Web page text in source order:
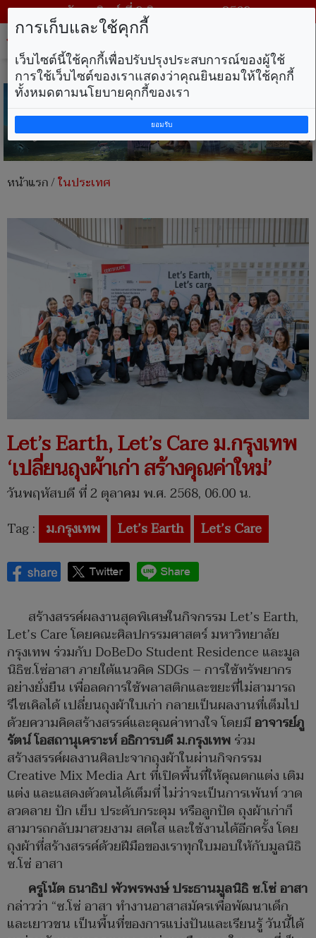
วันอาทิตย์ ที่ 9 สิงหาคม พ.ศ. 2569
หน้าแรก/ในประเทศ
​Let’s Earth, Let’s Care ม.กรุงเทพ
‘เปลี่ยนถุงผ้าเก่า สร้างคุณค่าใหม่’
วันพฤหัสบดี ที่ 2 ตุลาคม พ.ศ. 2568, 06.00 น.
Tag : ม.กรุงเทพ ​Let’s Earth Let’s Care
สร้างสรรค์ผลงานสุดพิเศษในกิจกรรม Let’s Earth,
Let’s Care โดยคณะศิลปกรรมศาสตร์ มหาวิทยาลัย
กรุงเทพ ร่วมกับ DoBeDo Student Residence และมูล
นิธิซ.โซ่อาสา ภายใต้แนวคิด SDGs – การใช้ทรัพยากร
อย่างยั่งยืน เพื่อลดการใช้พลาสติกและขยะที่ไม่สามารถ
รีไซเคิลได้ เปลี่ยนถุงผ้าใบเก่า กลายเป็นผลงานที่เต็มไป
ด้วยความคิดสร้างสรรค์และคุณค่าทางใจ โดยมีอาจารย์ภู
รัตน์ โอสถานุเคราะห์ อธิการบดี ม.กรุงเทพร่วม
สร้างสรรค์ผลงานศิลปะจากถุงผ้าในผ่านกิจกรรม
Creative Mix Media Art ที่เปิดพื้นที่ให้คุณตกแต่ง เติม
แต่ง และแสดงตัวตนได้เต็มที่ ไม่ว่าจะเป็นการเพ้นท์ วาด
ลวดลาย ปัก เย็บ ประดับกระดุม หรือลูกปัด ถุงผ้าเก่าก็
สามารถกลับมาสวยงาม สดใส และใช้งานได้อีกครั้ง โดย
ถุงผ้าที่สร้างสรรค์ด้วยฝีมือของเราทุกใบมอบให้กับมูลนิธิ
ซ.โซ่ อาสา
ครูโน้ต ธนาธิป พัวพรพงษ์ ประธานมูลนิธิ ซ.โซ่ อาสา
กล่าวว่า “ซ.โซ่ อาสา ทำงานอาสาสมัครเพื่อพัฒนาเด็ก
และเยาวชน เป็นพื้นที่ของการแบ่งปันและเรียนรู้ วันนี้ได้
การเก็บและใช้คุกกี้
เว็บไซต์นี้ใช้คุกกี้เพื่อปรับปรุงประสบการณ์ของผู้ใช้
การใช้เว็บไซต์ของเราแสดงว่าคุณยินยอมให้ใช้คุกกี้
ทั้งหมดตามนโยบายคุกกี้ของเรา
ยอมรับ